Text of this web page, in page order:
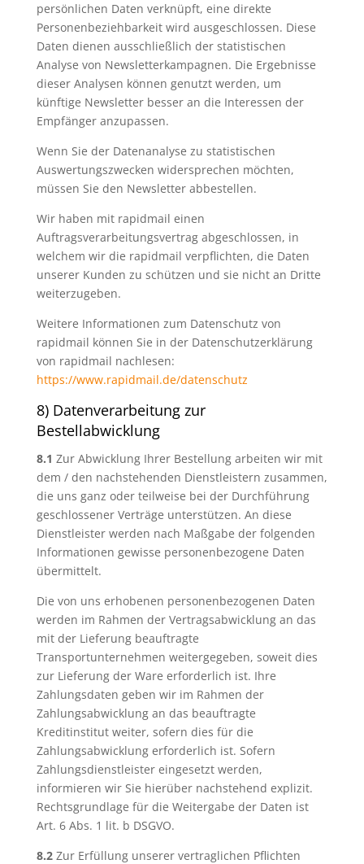
persönlichen Daten verknüpft, eine direkte
Personenbeziehbarkeit wird ausgeschlossen. Diese
Daten dienen ausschließlich der statistischen
Analyse von Newsletterkampagnen. Die Ergebnisse
dieser Analysen können genutzt werden, um
künftige Newsletter besser an die Interessen der
Empfänger anzupassen.
Wenn Sie der Datenanalyse zu statistischen
Auswertungszwecken widersprechen möchten,
müssen Sie den Newsletter abbestellen.
Wir haben mit rapidmail einen
Auftragsverarbeitungsvertrag abgeschlossen, in
welchem wir die rapidmail verpflichten, die Daten
unserer Kunden zu schützen und sie nicht an Dritte
weiterzugeben.
Weitere Informationen zum Datenschutz von
rapidmail können Sie in der Datenschutzerklärung
von rapidmail nachlesen:
https://www.rapidmail.de/datenschutz
8) Datenverarbeitung zur
Bestellabwicklung
8.1 Zur Abwicklung Ihrer Bestellung arbeiten wir mit
dem / den nachstehenden Dienstleistern zusammen,
die uns ganz oder teilweise bei der Durchführung
geschlossener Verträge unterstützen. An diese
Dienstleister werden nach Maßgabe der folgenden
Informationen gewisse personenbezogene Daten
übermittelt.
Die von uns erhobenen personenbezogenen Daten
werden im Rahmen der Vertragsabwicklung an das
mit der Lieferung beauftragte
Transportunternehmen weitergegeben, soweit dies
zur Lieferung der Ware erforderlich ist. Ihre
Zahlungsdaten geben wir im Rahmen der
Zahlungsabwicklung an das beauftragte
Kreditinstitut weiter, sofern dies für die
Zahlungsabwicklung erforderlich ist. Sofern
Zahlungsdienstleister eingesetzt werden,
informieren wir Sie hierüber nachstehend explizit.
Rechtsgrundlage für die Weitergabe der Daten ist
Art. 6 Abs. 1 lit. b DSGVO.
8.2Zur Erfüllung unserer vertraglichen Pflichten